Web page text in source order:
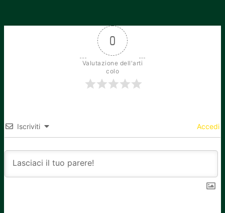
0
Valutazione dell'arti
colo
Iscriviti Accedi